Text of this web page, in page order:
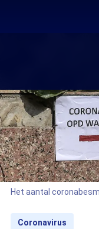
Het aantal
Coronavirus